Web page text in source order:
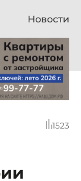
Новости
1523